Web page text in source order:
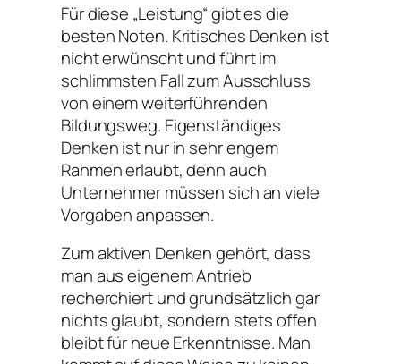
Für diese „Leistung“ gibt es die
besten Noten. Kritisches Denken ist
nicht erwünscht und führt im
schlimmsten Fall zum Ausschluss
von einem weiterführenden
Bildungsweg. Eigenständiges
Denken ist nur in sehr engem
Rahmen erlaubt, denn auch
Unternehmer müssen sich an viele
Vorgaben anpassen.
Zum aktiven Denken gehört, dass
man aus eigenem Antrieb
recherchiert und grundsätzlich gar
nichts glaubt, sondern stets offen
bleibt für neue Erkenntnisse. Man